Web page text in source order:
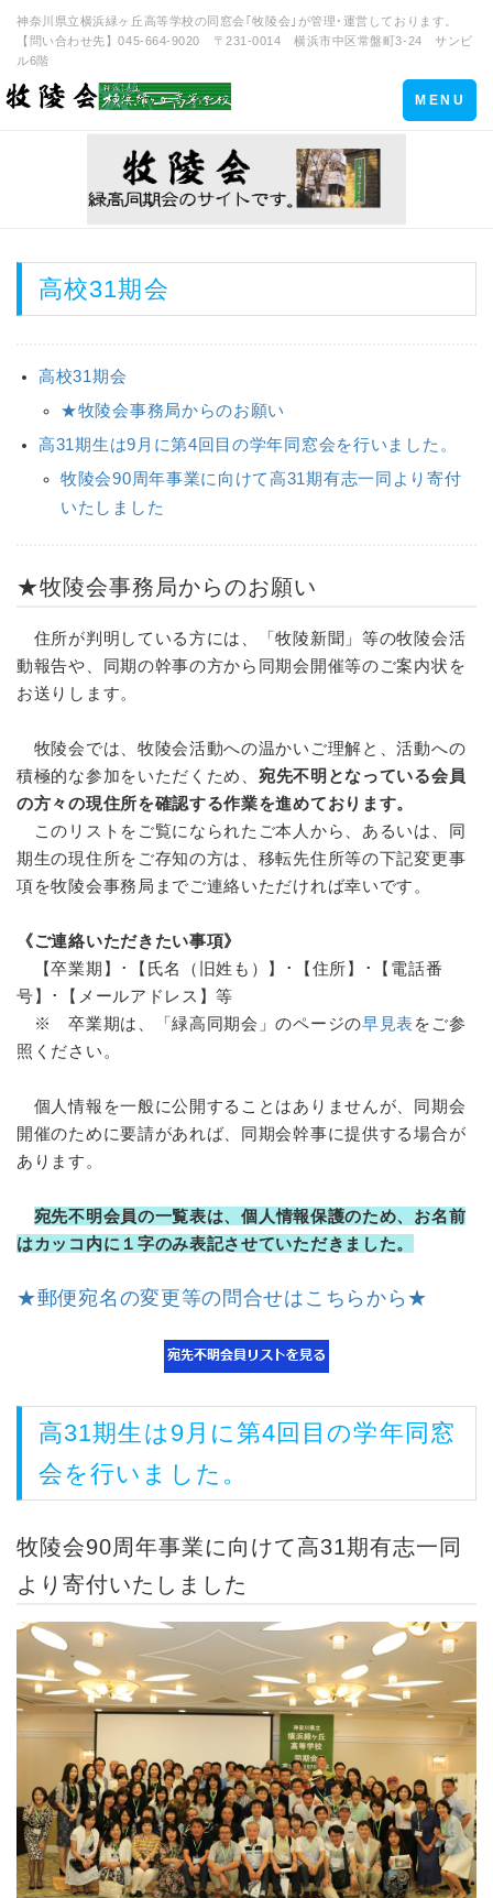
神奈川県立横浜緑ヶ丘高等学校の同窓会｢牧陵会｣が管理･運営しております。
【問い合わせ先】045-664-9020 〒231-0014 横浜市中区常盤町3-24 サンビ
ル6階
Toggle
navigation
MENU
高校31期会
高校31期会
★牧陵会事務局からのお願い
高31期生は9月に第4回目の学年同窓会を行いました。
牧陵会90周年事業に向けて高31期有志一同より寄付
いたしました
★牧陵会事務局からのお願い
住所が判明している方には、「牧陵新聞」等の牧陵会活
動報告や、同期の幹事の方から同期会開催等のご案内状を
お送りします。
牧陵会では、牧陵会活動への温かいご理解と、活動への
積極的な参加をいただくため、 宛先不明となっている会員
の方々の現住所を確認する作業を進めております。
このリストをご覧になられたご本人から、あるいは、同
期生の現住所をご存知の方は、移転先住所等の下記変更事
項を牧陵会事務局までご連絡いただければ幸いです。
《ご連絡いただきたい事項》
【卒業期】･【氏名（旧姓も）】･【住所】･【電話番
号】･【メールアドレス】等
※ 卒業期は、「緑高同期会」のページの早見表をご参
照ください。
個人情報を一般に公開することはありませんが、同期会
開催のために要請があれば、同期会幹事に提供する場合が
あります。
宛先不明会員の一覧表は、個人情報保護のため、お名前
はカッコ内に１字のみ表記させていただきました。
★郵便宛名の変更等の問合せはこちらから★
高31期生は9月に第4回目の学年同窓
会を行いました。
牧陵会90周年事業に向けて高31期有志一同
より寄付いたしました